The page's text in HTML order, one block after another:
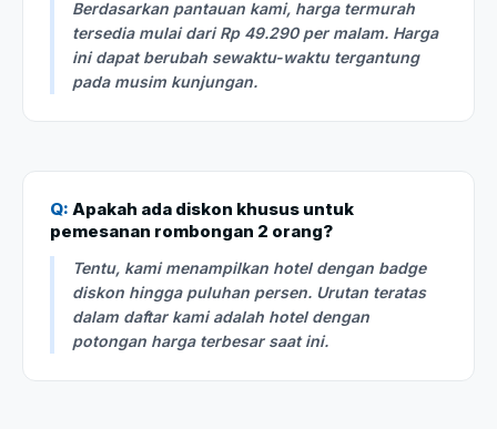
Berdasarkan pantauan kami, harga termurah
tersedia mulai dari Rp 49.290 per malam. Harga
ini dapat berubah sewaktu-waktu tergantung
pada musim kunjungan.
Q: Apakah ada diskon khusus untuk
pemesanan rombongan 2 orang?
Tentu, kami menampilkan hotel dengan badge
diskon hingga puluhan persen. Urutan teratas
dalam daftar kami adalah hotel dengan
potongan harga terbesar saat ini.